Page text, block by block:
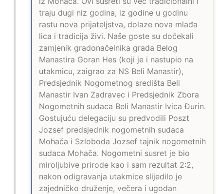
traju dugi niz godina, iz godine u godinu
rastu nova prijateljstva, dolaze nova mlađa
lica i tradicija živi. Naše goste su dočekali
zamjenik gradonačelnika grada Belog
Manastira Goran Hes (koji je i nastupio na
utakmicu, zaigrao za NS Beli Manastir),
Predsjednik Nogometnog središta Beli
Manastir Ivan Zadravec i Predsjednik Zbora
Nogometnih sudaca Beli Manastir Ivica Đurin.
Gostujuću delegaciju su predvodili Poszt
Jozsef predsjednik nogometnih sudaca
Mohača i Szloboda Jozsef tajnik nogometnih
sudaca Mohača. Nogometni susret je bio
miroljubive prirode kao i sam rezultat 2:2,
nakon odigravanja utakmice slijedilo je
zajedničko druženje, večera i ugodan